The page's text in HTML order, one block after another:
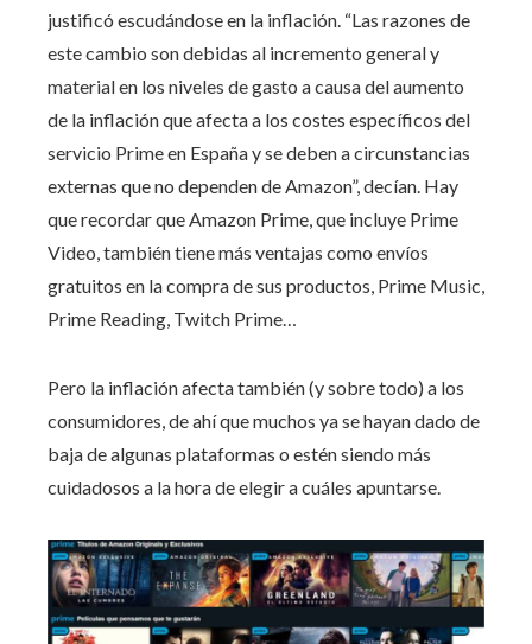
justificó escudándose en la inflación. “Las razones de
este cambio son debidas al incremento general y
material en los niveles de gasto a causa del aumento
de la inflación que afecta a los costes específicos del
servicio Prime en España y se deben a circunstancias
externas que no dependen de Amazon”, decían. Hay
que recordar que Amazon Prime, que incluye Prime
Video, también tiene más ventajas como envíos
gratuitos en la compra de sus productos, Prime Music,
Prime Reading, Twitch Prime…
Pero la inflación afecta también (y sobre todo) a los
consumidores, de ahí que muchos ya se hayan dado de
baja de algunas plataformas o estén siendo más
cuidadosos a la hora de elegir a cuáles apuntarse.